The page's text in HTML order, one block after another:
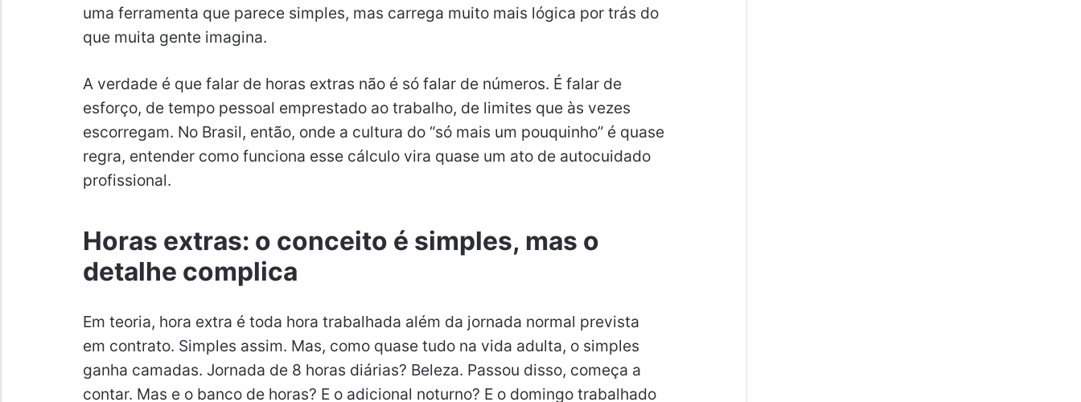
uma ferramenta que parece simples, mas carrega muito mais lógica por trás do
que muita gente imagina.
A verdade é que falar de horas extras não é só falar de números. É falar de
esforço, de tempo pessoal emprestado ao trabalho, de limites que às vezes
escorregam. No Brasil, então, onde a cultura do “só mais um pouquinho” é quase
regra, entender como funciona esse cálculo vira quase um ato de autocuidado
profissional.
Horas extras: o conceito é simples, mas o
detalhe complica
Em teoria, hora extra é toda hora trabalhada além da jornada normal prevista
em contrato. Simples assim. Mas, como quase tudo na vida adulta, o simples
ganha camadas. Jornada de 8 horas diárias? Beleza. Passou disso, começa a
contar. Mas e o banco de horas? E o adicional noturno? E o domingo trabalhado